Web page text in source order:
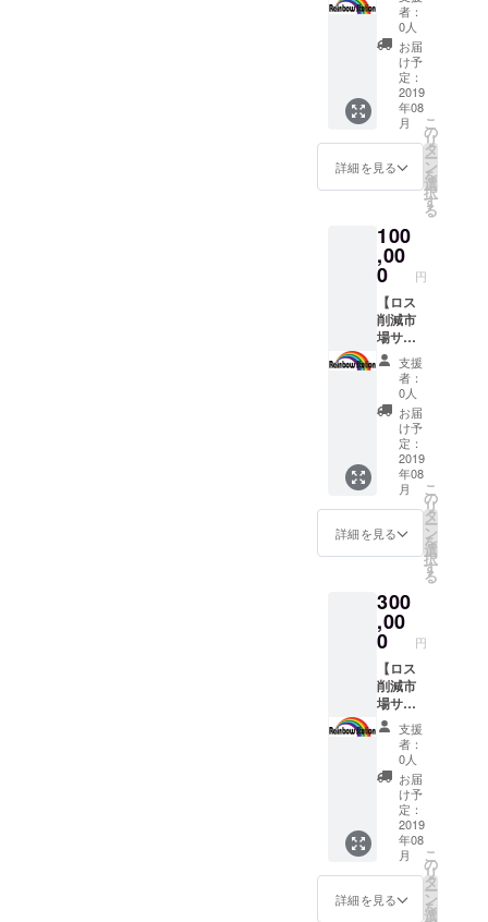
切って独
立、レイン
ボーステー
ションとし
て起業しま
した。
熟者です
が、精一杯
頑張ります
ので、応援
よろしくお
願いしま
意】
メール
にてご
注文を
承りま
す。支
払いが
発生し
います
ので、
機能を
使用し
てのご
注文は
ご遠慮
くださ
い。 ま
た、お
届け予
定に時
期は、
サイト
公開後
にご注
文いた
だいて
なりま
すの
ださ
い。 ＜
サンク
スメー
ル＞ お
礼の
メール
をお送
りいた
しま
す。
ザー名
を掲載
させて
いただ
きます
ので、
ご了承
くださ
サイト
内商品
5,000円
購入権
＞ サイ
ト内に
掲載さ
れてい
る商品
の中か
ら、お
好きな
物を
メール
にてご
注文い
ただけ
ます。
【注
メール
にてご
す。支
払いが
発生し
てしま
います
ので、
サイト
の購入
機能を
使用し
てのご
注文は
ご遠慮
くださ
い。 ま
た、お
定に時
承りま
す。
【注
意】 必
ず備考
欄に掲
載ご希
望のお
名前と
都道府
い。ご
記入が
ない場
合は
CAMPF
IREの
ユー
ザー名
を掲載
させて
いただ
きます
ので、
ご了承
くださ
い。 ＜
サイト
内商品
権＞ サ
イト内
に掲載
されて
いる商
品の中
から、
お好き
な物を
メール
にてご
注文い
ただけ
ます。
【注
意】
メール
にてご
＞ サイ
ト内の
支援者
紹介
ページ
にお名
前とお
住まい
の都道
府県を
ます。
もちろ
ん、
ニック
ネーム
や法人
名でも
承りま
す。
【注
意】 必
ず備考
欄に掲
載ご希
望のお
名前と
都道府
県をご
記入が
ない場
合は
CAMPF
IREの
ユー
ザー名
を掲載
させて
いただ
きます
ので、
ご了承
くださ
い。 ＜
サイト
内商品
15,000
お名前&
写真&都
道府県
掲載(大)
＋サイ
ト内商
20,000
円以内
ご購入
権＋サ
ンクス
ル】 ＜
ロス削
減市場
サイト
内にお
名前&写
真&都道
府県掲
載(大)＞
サイト
内の支
援者紹
介ペー
ジにお
名前と
写真と
お住ま
いの都
道府県
を掲載
いただ
きま
す。も
ちろ
ん、
ニック
ネーム
や法人
名でも
承りま
す。写
真は、
顔写真
だけで
なくロ
ゴやイ
ラスト
などで
も結構
者：
0人
お届
け予
定：
2019
年08
月
詳細を見る
こ
の
リ
タ
ー
ン
を
選
択
す
る
100
,00
0 円
【ロス
削減市
場サイ
ト内に
お名前&
写真&都
道府県&
プロ
フィー
ル掲載
(特大)＋
サイト
内商品
30,000
円以内
ご購入
ンクス
メー
ル】 ＜
ロス削
減市場
サイト
内にお
名前&写
真&都道
府県&プ
ロ
フィー
ル掲載
(特大)＞
サイト
内の支
援者紹
介ペー
ジにお
支援
者：
0人
お届
け予
定：
2019
年08
月
詳細を見る
こ
の
リ
タ
ー
ン
を
選
択
す
る
300
,00
0 円
【ロス
削減市
場サイ
ト内に
お名前&
写真&都
道府県&
プロ
フィー
ル掲載
(特大)＋
トップ
ページ
にバ
ナー貼
支援
者：
0人
お届
け予
定：
2019
年08
月
詳細を見る
こ
の
リ
タ
ー
ン
を
選